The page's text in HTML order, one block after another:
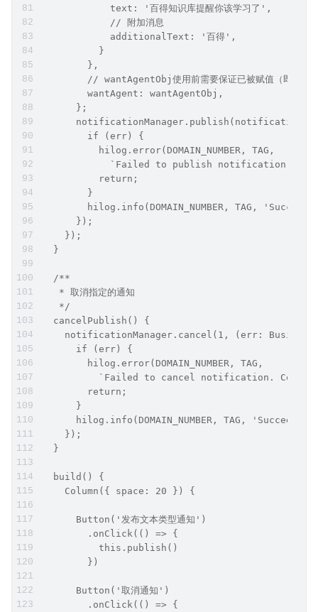
            text: '百得知识库提醒你该学习了',
            // 附加消息
            additionalText: '百得',
          }
        },
// wantAgentObj使用前需要保证已被赋值（即步骤3
        wantAgent: wantAgentObj,
      };
        if (err) {
          hilog.error(DOMAIN_NUMBER, TAG,
`Failed to publish notification.
          return;
        }
hilog.info(DOMAIN_NUMBER, TAG,
      });
    });
  }
  /**
   * 取消指定的通知
   */
  cancelPublish() {
notificationManager.cancel(1, (err:
      if (err) {
        hilog.error(DOMAIN_NUMBER, TAG,
`Failed to cancel notification. Code
        return;
      }
hilog.info(DOMAIN_NUMBER, TAG, 'Succeeded
    });
  }
  build() {
    Column({ space: 20 }) {
      Button('发布文本类型通知')
        .onClick(() => {
          this.publish()
        })
      Button('取消通知')
        .onClick(() => {